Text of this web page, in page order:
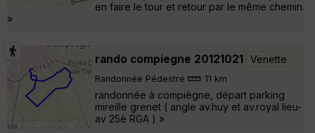
en faire le tour et retour par le même chemin.
»
rando compiegne 20121021 Venette
Randonnée Pédestre 11 km
randonnée à compiègne, départ parking
mireille grenet ( angle av.huy et av.royal lieu-
av 25è RGA ) »